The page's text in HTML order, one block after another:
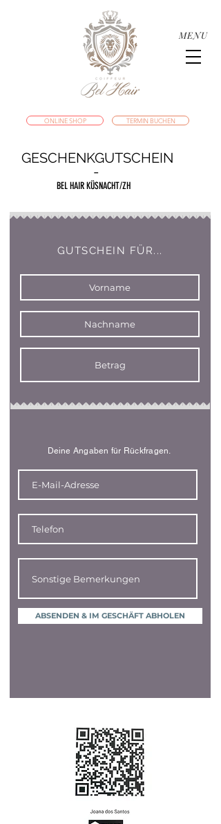
MENU
ONLINE SHOP TERMIN BUCHEN
GESCHENKGUTSCHEIN
-
BEL HAIR KÜSNACHT/ZH
GUTSCHEIN FÜR...
Deine Angaben für Rückfragen.
ABSENDEN & IM GESCHÄFT ABHOLEN